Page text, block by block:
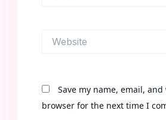
Save my name, email,
browser for the next time I